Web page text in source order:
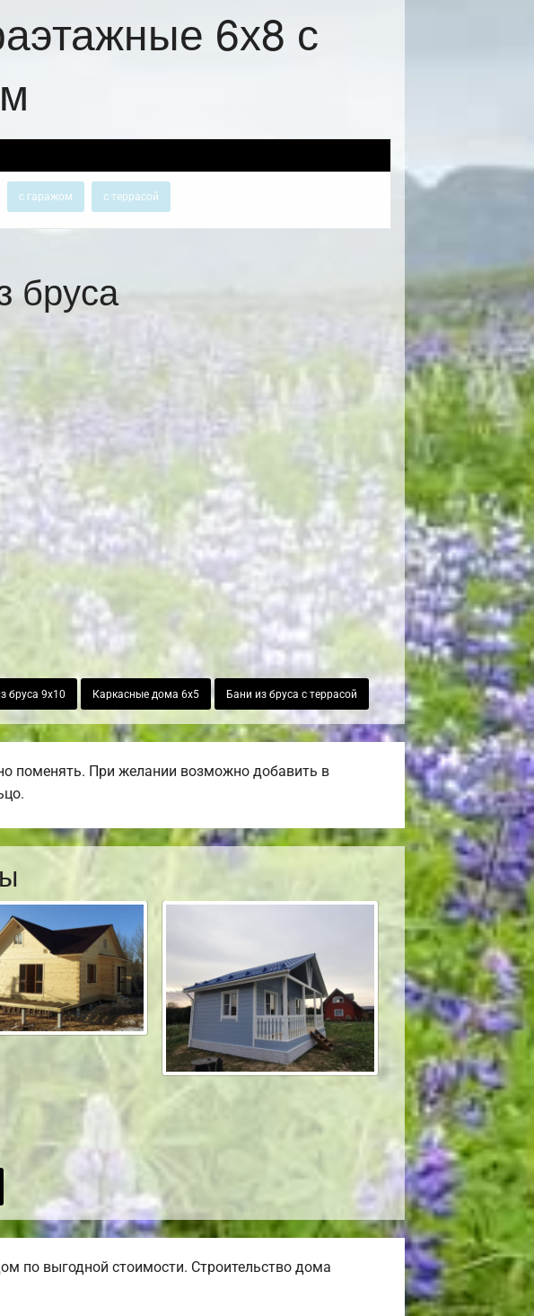
6х8 с
с гаражом с террасой
бруса
бруса 9х10 Каркасные дома 6х5 Бани из бруса с террасой
поменять. При желании возможно добавить в
по выгодной стоимости. Строительство дома